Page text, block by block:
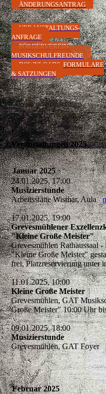
ÄNDERUNGSANTRAG
VERANSTALTUNGS-
ANFRAGE
FÖRDERVEREIN
MUSIKSCHULFREUNDE
DOWNLOADS, FORMULARE
& SATZUNGEN
Veranstaltungen 2025
Januar 2025
24.01.2025, 17:00
Musizierstunde
Arbeitsstätte Wismar, Aula
17.01.2025, 19:00
Grevesmühlener
"Kleine Große Meister"
Grevesmühlen Rathaussaal
"Kleine Große Meister"
frei, Platzreservierung
11.01.2025, 10:00
Kleine Große Meister
Grevesmühlen, GAT
Große Meister" 10:00 Uhr
09.01.2025, 18:00
Musizierstunde
Grevesmühlen, GAT Foyer
Februar 2025